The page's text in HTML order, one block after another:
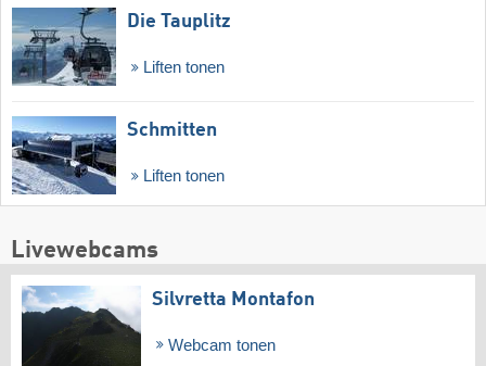
Die Tauplitz
Liften tonen
Schmitten
Liften tonen
Livewebcams
Silvretta Montafon
Webcam tonen